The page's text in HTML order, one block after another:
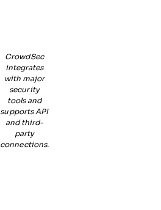
CrowdSec
integrates
with major
security
tools and
supports API
and third-
party
connections.